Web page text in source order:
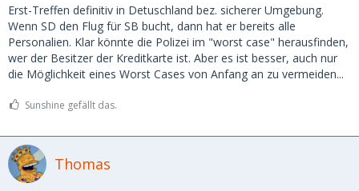
Erst-Treffen definitiv in Detuschland bez. sicherer Umgebung.
Wenn SD den Flug für SB bucht, dann hat er bereits alle
Personalien. Klar könnte die Polizei im "worst case" herausfinden,
wer der Besitzer der Kreditkarte ist. Aber es ist besser, auch nur
die Möglichkeit eines Worst Cases von Anfang an zu vermeiden...
Sunshine gefällt das.
Thomas